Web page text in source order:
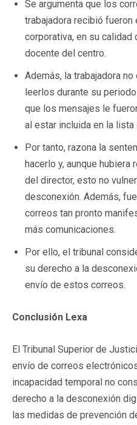
Se argumenta que los
trabajadora recibió fueron
corporativa, en su
docente del centro.
Además, la trabajadora
leerlos durante su
que los mensajes le
al estar incluida en la
Por tanto, razona la
hacerlo y, aunque
del director, esto no
desconexión. Además,
correos tan pronto
más comunicaciones.
Por ello, el tribunal
su derecho a la
envío de estos correos.
Conclusión Lexa
El Tribunal Superior de
envío de correos
incapacidad temporal no
derecho a la desconexión
las medidas de prevención